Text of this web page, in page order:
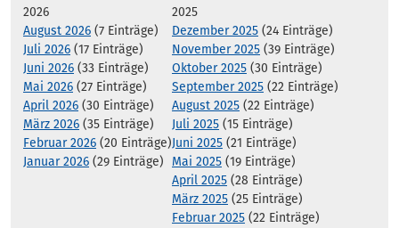
2026
August 2026 (7 Einträge)
Juli 2026 (17 Einträge)
Juni 2026 (33 Einträge)
Mai 2026 (27 Einträge)
April 2026 (30 Einträge)
März 2026 (35 Einträge)
Februar 2026 (20 Einträge)
Januar 2026 (29 Einträge)
2025
Dezember 2025 (24 Einträge)
November 2025 (39 Einträge)
Oktober 2025 (30 Einträge)
September 2025 (22 Einträge)
August 2025 (22 Einträge)
Juli 2025 (15 Einträge)
Juni 2025 (21 Einträge)
Mai 2025 (19 Einträge)
April 2025 (28 Einträge)
März 2025 (25 Einträge)
Februar 2025 (22 Einträge)